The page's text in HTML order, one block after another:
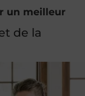
un meilleur
de la